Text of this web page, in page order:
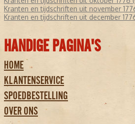
Kranten en tijdschriften uit november
Kranten en tijdschriften uit december
HANDIGE PAGINA'S
HOME
KLANTENSERVICE
SPOEDBESTELLING
OVER ONS